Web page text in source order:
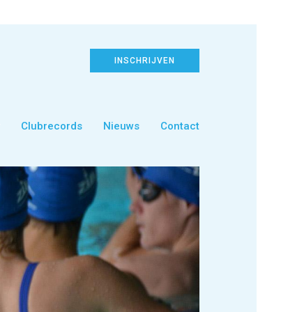
INSCHRIJVEN
Clubrecords Nieuws Contact